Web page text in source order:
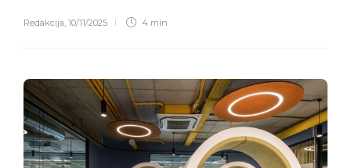
Redakcija 10/11/2025 4 min